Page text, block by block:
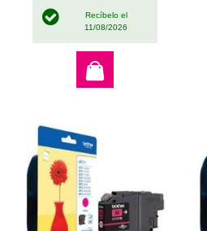
Recíbelo el
11/08/2026